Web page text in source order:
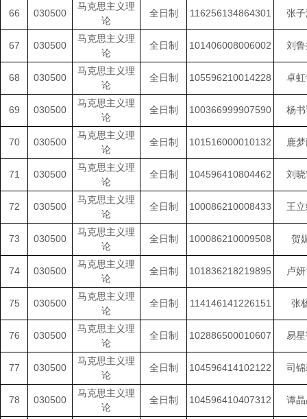
66 030500
马克思主义理
论
全日制 116256134864301 张
67 030500
马克思主义理
论
全日制 101406008006002 刘
68 030500
马克思主义理
论
全日制 105596210014228 卓
69 030500
马克思主义理
论
全日制 100366999907590 杨
70 030500
马克思主义理
论
全日制 101516000010132 鹿
71 030500
马克思主义理
论
全日制 104596410804462 刘
72 030500
马克思主义理
论
全日制 100086210008433 王
73 030500
马克思主义理
论
全日制 100086210009508 贺
74 030500
马克思主义理
论
全日制 101836218219895 卢
75 030500
马克思主义理
论
全日制 114146141226151 张
76 030500
马克思主义理
论
全日制 102886500010607 易
77 030500
马克思主义理
论
全日制 104596414102122 司
78 030500
马克思主义理
论
全日制 104596410407312 谭